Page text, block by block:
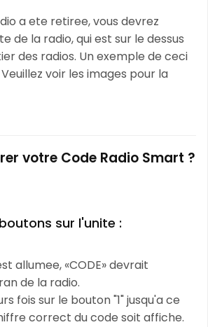
a ete retiree, vous devrez
de la radio, qui est sur le dessus
des radios. Un exemple de ceci
Veuillez voir les images pour la
votre Code Radio Smart ?
sur l'unite :
allumee, «CODE» devrait
de la radio.
fois sur le bouton "1" jusqu'a ce
correct du code soit affiche.